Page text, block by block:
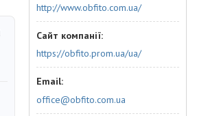
http://www.obfito.com.ua/
https://obfito.prom.ua/ua/
office@obfito.com.ua